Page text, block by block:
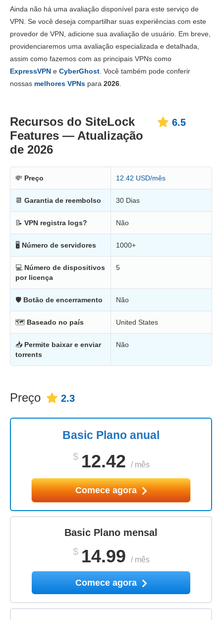
Principais recursos 6.5
Instalação e apps 6.3
2.3
Confiabilidade e Suporte 4.3
Ainda não há uma avaliação disponível para este serviço de
VPN. Se você deseja compartilhar suas experiências com este
provedor de VPN, adicione sua avaliação de usuário. Em breve,
providenciaremos uma avaliação especializada e detalhada,
assim como fazemos com as principais VPNs como
ExpressVPN e CyberGhost . Você também pode conferir
nossas melhores VPNs para 2026
Recursos do SiteLock
Features — Atualização
de 2026
6.5
💸 Preço 12.42 USD/mês
📆 Garantia de reembolso 30 Dias
📝 VPN registra logs? Não
🖥 Número de servidores 1000+
💻 Número de dispositivos
por licença
5
🛡 Botão de encerramento Não
🗺 Baseado no país United States
📥 Permite baixar e enviar
torrents
Não
Preço 2.3
Basic Plano anual
$ 12.42 / mês
Comece agora
Basic Plano mensal
$ 14.99 / mês
Comece agora